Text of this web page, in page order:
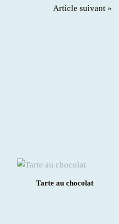
Article suivant »
Tarte au chocolat